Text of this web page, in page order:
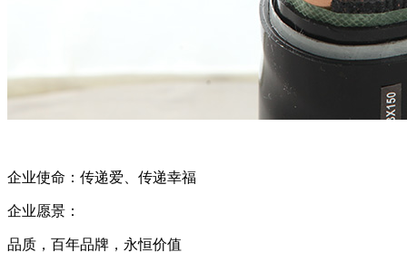
企业使命：传递爱、传递幸福
企业愿景：
品质，百年品牌，永恒价值